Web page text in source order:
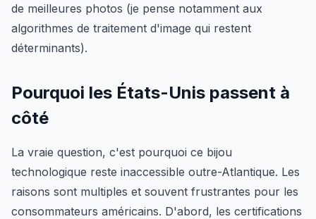
de meilleures photos (je pense notamment aux
algorithmes de traitement d'image qui restent
déterminants).
Pourquoi les États-Unis passent à
côté
La vraie question, c'est pourquoi ce bijou
technologique reste inaccessible outre-Atlantique. Les
raisons sont multiples et souvent frustrantes pour les
consommateurs américains. D'abord, les certifications